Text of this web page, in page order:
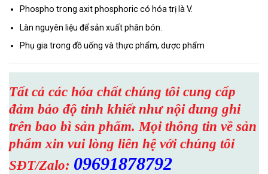
Phospho trong axit phosphoric có hóa trị là V.
Làn nguyên liệu để sản xuất phân bón.
Phụ gia trong đồ uống và thực phẩm, dược phẩm
Tất cả các hóa chất chúng tôi cung cấp
đảm bảo độ tinh khiết như nội dung ghi
trên bao bì sản phẩm. Mọi thông tin về sản
phẩm xin vui lòng liên hệ với chúng tôi
SĐT/Zalo: 09691878792